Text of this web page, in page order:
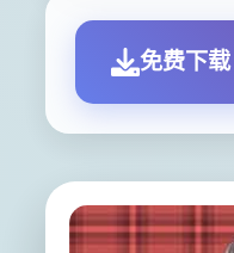
免费下载